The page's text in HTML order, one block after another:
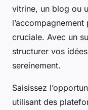
vitrine, un blog ou
cruciale. Avec un
structurer vos
sereinement.
Saisissez
utilisant des